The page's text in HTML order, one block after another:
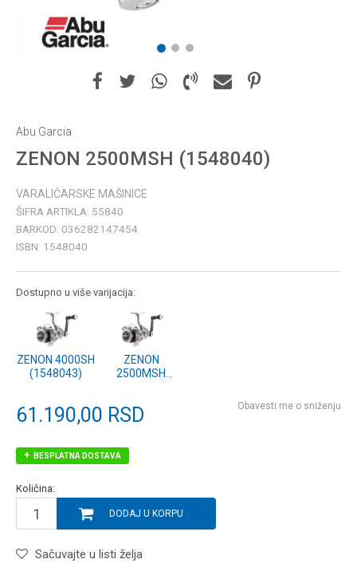
1 2 3
Abu Garcia
ZENON 2500MSH (1548040)
VARALIČARSKE MAŠINICE
ŠIFRA ARTIKLA: 55840
BARKOD: 036282147454
ISBN: 1548040
Dostupno u više varijacija:
ZENON 4000SH
(1548043)
ZENON
2500MSH
61.190,00 RSD Obavesti me o sniženju
BESPLATNA DOSTAVA
Količina:
DODAJ U KORPU
Sačuvajte u listi želja